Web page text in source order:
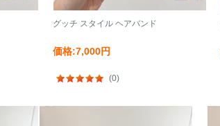
グッチ スタイル ヘアバンド
価格:7,000円
(0)